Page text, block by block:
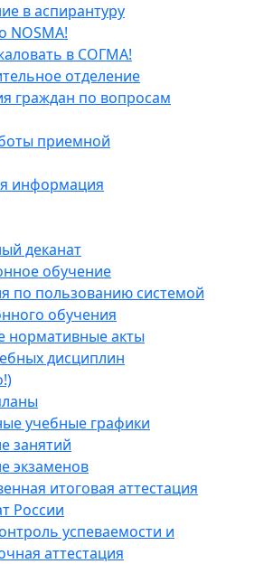
в аспирантуру
NOSMA!
в СОГМА!
отделение
граждан по вопросам
приемной
информация
деканат
обучение
по пользованию системой
обучения
нормативные акты
дисциплин
учебные графики
занятий
экзаменов
итоговая аттестация
России
успеваемости и
аттестация